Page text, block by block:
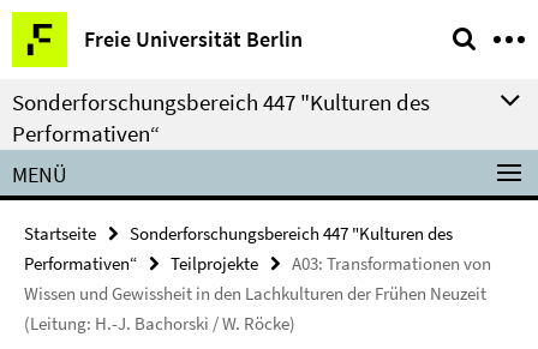
Springe
direkt
zu
Inhalt
Freie Universität Berlin
Service-
Navigation
Sonderforschungsbereich 447 "Kulturen des
Performativen“
MENÜ
Startseite
Sonderforschungsbereich 447 "Kulturen des
Performativen“
Teilprojekte
A03: Transformationen von
Wissen und Gewissheit in den Lachkulturen der Frühen Neuzeit
(Leitung: H.-J. Bachorski / W. Röcke)